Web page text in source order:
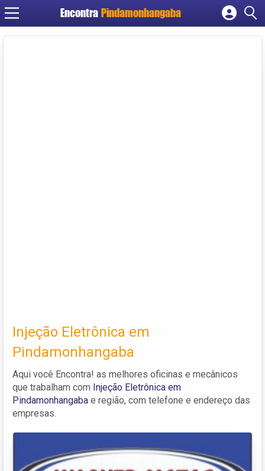
Encontra Pindamonhangaba
Cadastrar empresa
Injeção Eletrônica em
Pindamonhangaba
Aqui você Encontra! as melhores oficinas e mecânicos
que trabalham com Injeção Eletrônica em
Pindamonhangaba e região, com telefone e endereço das
empresas.